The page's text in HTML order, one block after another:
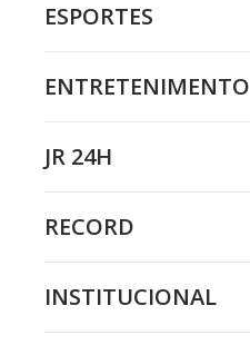
ESPORTES
ENTRETENIMENTO
JR 24H
RECORD
INSTITUCIONAL